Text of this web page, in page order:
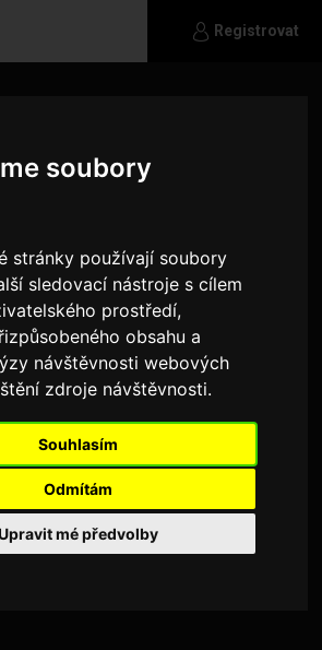
soubory
stránky používají soubory
sledovací nástroje s cílem
prostředí,
obsahu a
návštěvnosti webových
zdroje návštěvnosti.
Souhlasím
Odmítám
mé předvolby
Registrovat
chlap a hledám slečnu na
nezáleží